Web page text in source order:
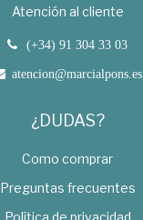
Atención al cliente
(+34) 91 304 33 03
atencion@marcialpons.es
¿DUDAS?
Como comprar
Preguntas frecuentes
Política de privacidad